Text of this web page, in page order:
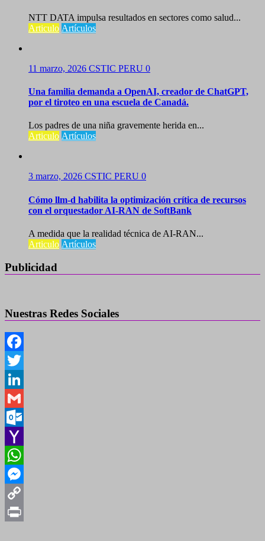
NTT DATA impulsa resultados en sectores como salud...
Articulo Artículos
11 marzo, 2026 CSTIC PERU 0
Una familia demanda a OpenAI, creador de ChatGPT,
por el tiroteo en una escuela de Canadá.
Los padres de una niña gravemente herida en...
Articulo Artículos
3 marzo, 2026 CSTIC PERU 0
Cómo llm-d habilita la optimización crítica de recursos
con el orquestador AI-RAN de SoftBank
A medida que la realidad técnica de AI-RAN...
Articulo Artículos
Publicidad
Nuestras Redes Sociales
Facebook
Twitter
LinkedIn
Gmail
Outlook.com
Yahoo
Mail
WhatsApp
Messenger
Copy